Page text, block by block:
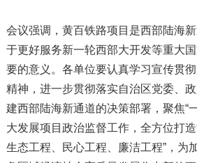
会议强调，黄百铁路项目是西部陆海
于更好服务新一轮西部大开发等重大
要的意义。各单位要认真学习宣传贯
精神，进一步贯彻落实自治区党委、
建西部陆海新通道的决策部署，聚焦“
大发展项目政治监督工作，全方位打造
生态工程、民心工程、廉洁工程”，为